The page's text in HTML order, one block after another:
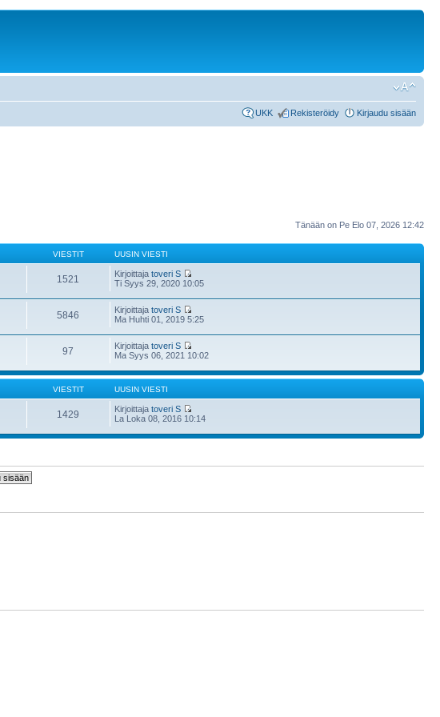
UKK Rekisteröidy Kirjaudu sisään
Tänään on Pe Elo 07, 2026 12:42
VIESTIT UUSIN VIESTI
1521 Kirjoittajatoveri S
Ti Syys 29, 2020 10:05
5846 Kirjoittajatoveri S
Ma Huhti 01, 2019 5:25
97 Kirjoittajatoveri S
Ma Syys 06, 2021 10:02
VIESTIT UUSIN VIESTI
1429 Kirjoittajatoveri S
La Loka 08, 2016 10:14